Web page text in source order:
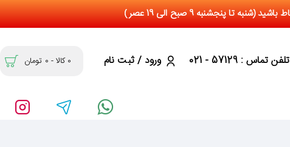
تلفن تماس : 57129 - 021 ورود / ثبت نام 0 کالا - 0 تومان